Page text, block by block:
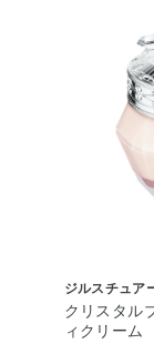
ジルスチュア
クリスタル
ィクリーム